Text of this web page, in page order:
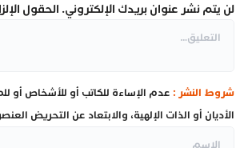
لن يتم نشر عنوان بريدك الإلكتروني. الحقول
شروط النشر : عدم الإساءة للكاتب أو للأشخاص أو
الأديان أو الذات الإلهية، والابتعاد عن التحريض